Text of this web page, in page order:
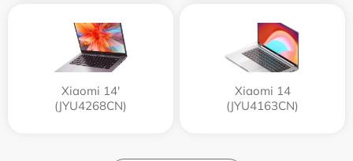
Xiaomi 14'
(JYU4268CN)
Xiaomi 14
(JYU4163CN)